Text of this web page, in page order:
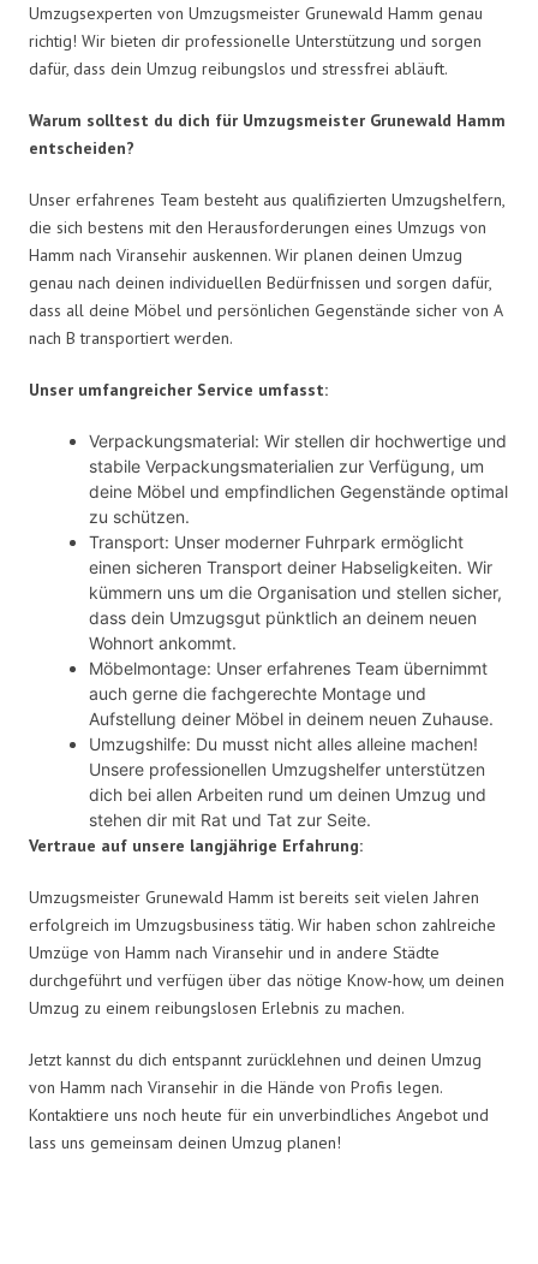
Umzugsexperten von Umzugsmeister Grunewald Hamm genau
richtig! Wir bieten dir professionelle Unterstützung und sorgen
dafür, dass dein Umzug reibungslos und stressfrei abläuft.
Warum solltest du dich für Umzugsmeister Grunewald Hamm
entscheiden?
Unser erfahrenes Team besteht aus qualifizierten Umzugshelfern,
die sich bestens mit den Herausforderungen eines Umzugs von
Hamm nach Viransehir auskennen. Wir planen deinen Umzug
genau nach deinen individuellen Bedürfnissen und sorgen dafür,
dass all deine Möbel und persönlichen Gegenstände sicher von A
nach B transportiert werden.
Unser umfangreicher Service umfasst:
Verpackungsmaterial: Wir stellen dir hochwertige und
stabile Verpackungsmaterialien zur Verfügung, um
deine Möbel und empfindlichen Gegenstände optimal
zu schützen.
Transport: Unser moderner Fuhrpark ermöglicht
einen sicheren Transport deiner Habseligkeiten. Wir
kümmern uns um die Organisation und stellen sicher,
dass dein Umzugsgut pünktlich an deinem neuen
Wohnort ankommt.
Möbelmontage: Unser erfahrenes Team übernimmt
auch gerne die fachgerechte Montage und
Aufstellung deiner Möbel in deinem neuen Zuhause.
Umzugshilfe: Du musst nicht alles alleine machen!
Unsere professionellen Umzugshelfer unterstützen
dich bei allen Arbeiten rund um deinen Umzug und
stehen dir mit Rat und Tat zur Seite.
Vertraue auf unsere langjährige Erfahrung:
Umzugsmeister Grunewald Hamm ist bereits seit vielen Jahren
erfolgreich im Umzugsbusiness tätig. Wir haben schon zahlreiche
Umzüge von Hamm nach Viransehir und in andere Städte
durchgeführt und verfügen über das nötige Know-how, um deinen
Umzug zu einem reibungslosen Erlebnis zu machen.
Jetzt kannst du dich entspannt zurücklehnen und deinen Umzug
von Hamm nach Viransehir in die Hände von Profis legen.
Kontaktiere uns noch heute für ein unverbindliches Angebot und
lass uns gemeinsam deinen Umzug planen!